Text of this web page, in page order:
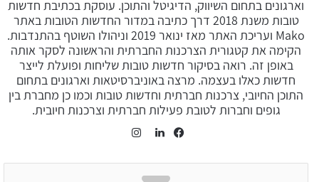
וארגונים בתחום השיווק, הדיגיטל והתוכן. עוסקת בכתיבת חדשות
טובות משנת 2018 דרך כתיבה במדור החדשות הטובות באתר
Mako ועריכת האתר מאז ינואר 2019 וניהולו השוטף בהתנדבות.
הקימה את קטגורית הצרכנות החברתית והראשונה לסקר אותה
באופן זה. רואה בסיקור חדשות טובות שליחות ופועלת לייצר
חדשות כאלו בעצמה. מרצה באוניברסיטאות וארגונים בתחום
התוכן החיובי, צרכנות חברתית וחדשות טובות וכמו כן מחברת בין
גופים וחברות לטובת פעילות חברתית וצרכנות חיובית.